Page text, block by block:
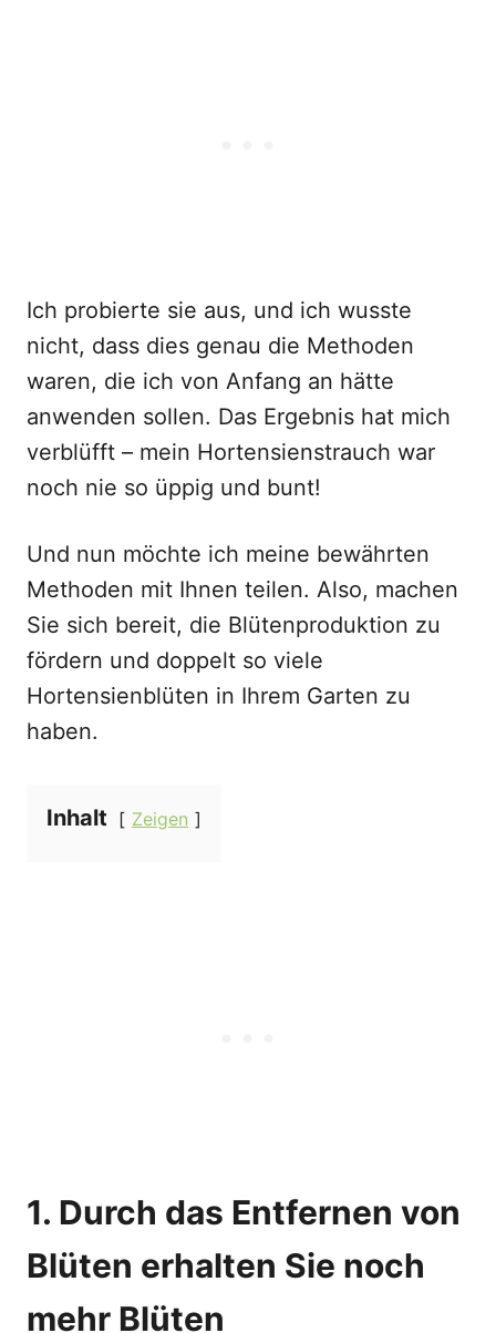
Ich probierte sie aus, und ich wusste
nicht, dass dies genau die Methoden
waren, die ich von Anfang an hätte
anwenden sollen. Das Ergebnis hat mich
verblüfft – mein Hortensienstrauch war
noch nie so üppig und bunt!
Und nun möchte ich meine bewährten
Methoden mit Ihnen teilen. Also, machen
Sie sich bereit, die Blütenproduktion zu
fördern und doppelt so viele
Hortensienblüten in Ihrem Garten zu
haben.
Inhalt Zeigen
1. Durch das Entfernen von
Blüten erhalten Sie noch
mehr Blüten